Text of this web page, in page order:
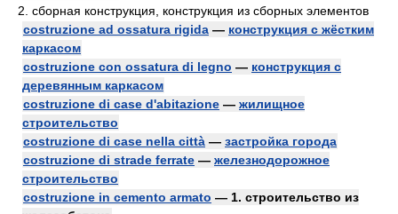
2. сборная конструкция, конструкция из сборных элементов
costruzione ad ossatura rigida — конструкция с жёстким
каркасом
costruzione con ossatura di legno — конструкция с
деревянным каркасом
costruzione di case d'abitazione — жилищное
строительство
costruzione di case nella città — застройка города
costruzione di strade ferrate — железнодорожное
строительство
costruzione in cemento armato — 1. строительство из